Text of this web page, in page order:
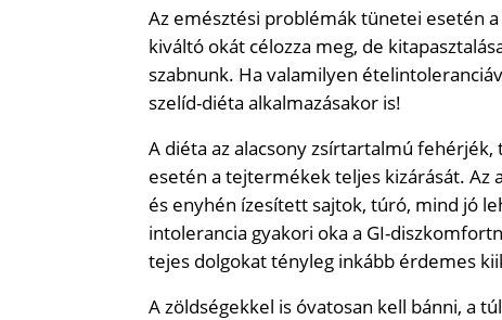
Az emésztési problémák tünetei esetén
kiváltó okát célozza meg, de
szabnunk. Ha valamilyen
szelíd-diéta alkalmazásakor is!
A diéta az alacsony zsírtartalmú
esetén a tejtermékek teljes kizárását.
és enyhén ízesített sajtok, túró, mind jó
intolerancia gyakori oka a GI-
tejes dolgokat tényleg inkább érdemes
A zöldségekkel is óvatosan kell bánni, a